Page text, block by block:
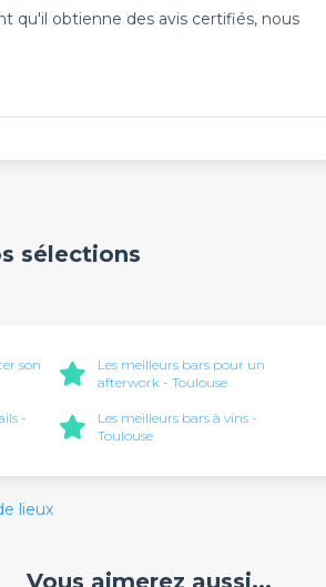
qu'il obtienne des avis certifiés, nous
sélections
son
Les meilleurs bars pour un
afterwork - Toulouse
-
Les meilleurs bars à vins -
Toulouse
lieux
Vous aimerez aussi...